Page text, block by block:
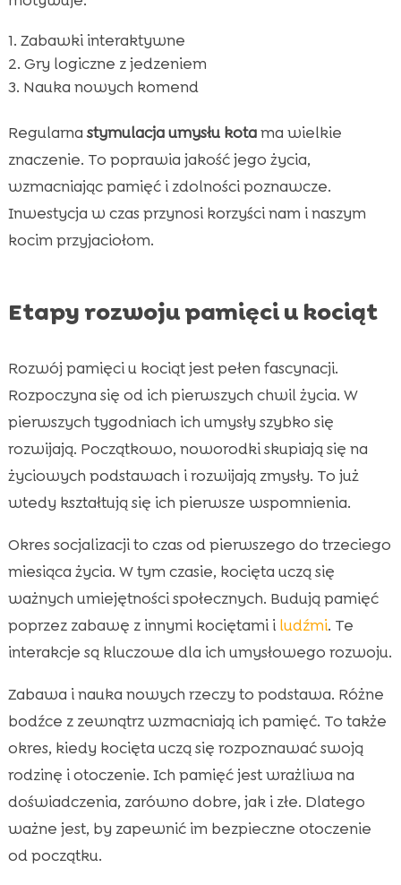
Zabawki interaktywne
Gry logiczne z jedzeniem
Nauka nowych komend
Regularna stymulacja umysłu kotama wielkie
znaczenie. To poprawia jakość jego życia,
wzmacniając pamięć i zdolności poznawcze.
Inwestycja w czas przynosi korzyści nam i naszym
kocim przyjaciołom.
Etapy rozwoju pamięci u kociąt
Rozwój pamięci u kociąt jest pełen fascynacji.
Rozpoczyna się od ich pierwszych chwil życia. W
pierwszych tygodniach ich umysły szybko się
rozwijają. Początkowo, noworodki skupiają się na
życiowych podstawach i rozwijają zmysły. To już
wtedy kształtują się ich pierwsze wspomnienia.
Okres socjalizacji to czas od pierwszego do trzeciego
miesiąca życia. W tym czasie, kocięta uczą się
ważnych umiejętności społecznych. Budują pamięć
poprzez zabawę z innymi kociętami i ludźmi. Te
interakcje są kluczowe dla ich umysłowego rozwoju.
Zabawa i nauka nowych rzeczy to podstawa. Różne
bodźce z zewnątrz wzmacniają ich pamięć. To także
okres, kiedy kocięta uczą się rozpoznawać swoją
rodzinę i otoczenie. Ich pamięć jest wrażliwa na
doświadczenia, zarówno dobre, jak i złe. Dlatego
ważne jest, by zapewnić im bezpieczne otoczenie
od początku.